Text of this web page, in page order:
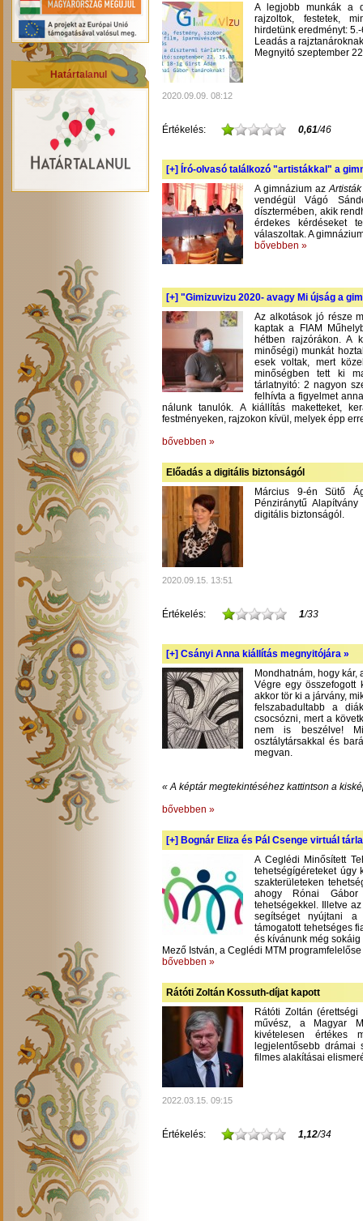
Határtalanul
A legjobb munkák a
rajzoltok, festetek,
hirdetünk eredményt:
Leadás a
Megnyitó szeptember
2020.09.09. 08:12
Értékelés: 0,61/46
[+] Író-olvasó találkozó "artistákkal" a
A gimnázium az
vendégül Vágó
dísztermében, akik
érdekes kérdéseket
válaszoltak. A
bővebben »
[+] "Gimizuvizu 2020- avagy Mi újság a
Az alkotások jó része
kaptak a FIAM
hétben rajzórákon. A
minőségi) munkát
esek voltak, mert
minőségben tett ki
tárlatnyitó: 2 nagyon
felhívta a figyelmet
nálunk tanulók. A kiállítás maketteket,
festményeken, rajzokon kívül, melyek épp
bővebben »
Előadás a digitális biztonságól
Március 9-én Sütő
Pénziránytű
digitális biztonságól.
2020.09.15. 13:51
Értékelés: 1/33
[+] Csányi Anna kiállítás megnyitójára »
Mondhatnám, hogy kár,
Végre egy összefogott
akkor tör ki a járvány,
felszabadultabb a
csocsózni, mert a
nem is beszélve!
osztálytársakkal és
megvan.
« A képtár megtekintéséhez kattintson a
bővebben »
[+] Bognár Eliza és Pál Csenge virtuál
A Ceglédi Minősített
tehetségígéreteket úgy
szakterületeken
ahogy Rónai Gábor
tehetségekkel. Illetve
segítséget nyújtani a
támogatott tehetséges
és kívánunk még
Mező István, a Ceglédi MTM programfelelőse
bővebben »
Rátóti Zoltán Kossuth-díjat kapott
Rátóti Zoltán
művész, a Magyar
kivételesen értékes
legjelentősebb drámai
filmes alakításai
2022.03.15. 09:15
Értékelés: 1,12/34